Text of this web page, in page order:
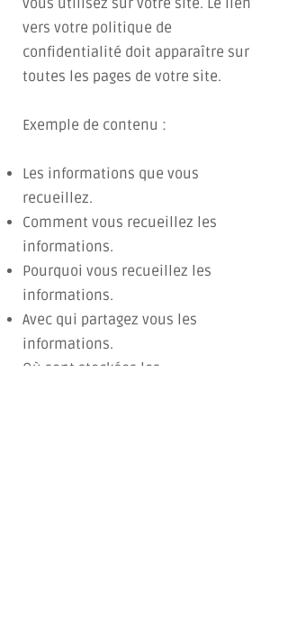
vous utilisez sur votre site. Le lien
vers votre politique de
confidentialité doit apparaître sur
toutes les pages de votre site.
Exemple de contenu :
Les informations que vous
recueillez.
Comment vous recueillez les
informations.
Pourquoi vous recueillez les
informations.
Avec qui partagez vous les
informations.
Où sont stockées les